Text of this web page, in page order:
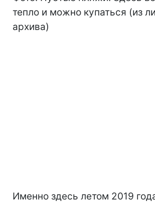
тепло и можно купаться (из
архива)
Именно здесь летом 2019